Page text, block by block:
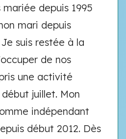
mariée depuis 1995
mari depuis
suis restée à la
de nos
une activité
juillet. Mon
indépendant
début 2012. Dès